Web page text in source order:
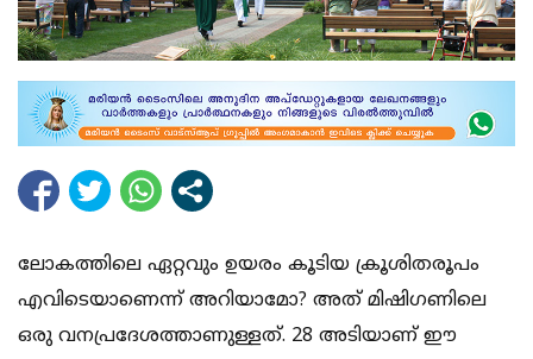
ലോകത്തിലെ ഏറ്റവും ഉയരം കൂടിയ ക്രൂശിതരൂപം
എവിടെയാണെന്ന് അറിയാമോ? അത് മിഷിഗണിലെ
ഒരു വനപ്രദേശത്താണുള്ളത്. 28 അടിയാണ് ഈ